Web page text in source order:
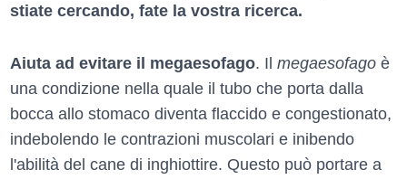
stiate cercando, fate la vostra ricerca.
Aiuta ad evitare il megaesofago. Il megaesofago è
una condizione nella quale il tubo che porta dalla
bocca allo stomaco diventa flaccido e congestionato,
indebolendo le contrazioni muscolari e inibendo
l'abilità del cane di inghiottire. Questo può portare a